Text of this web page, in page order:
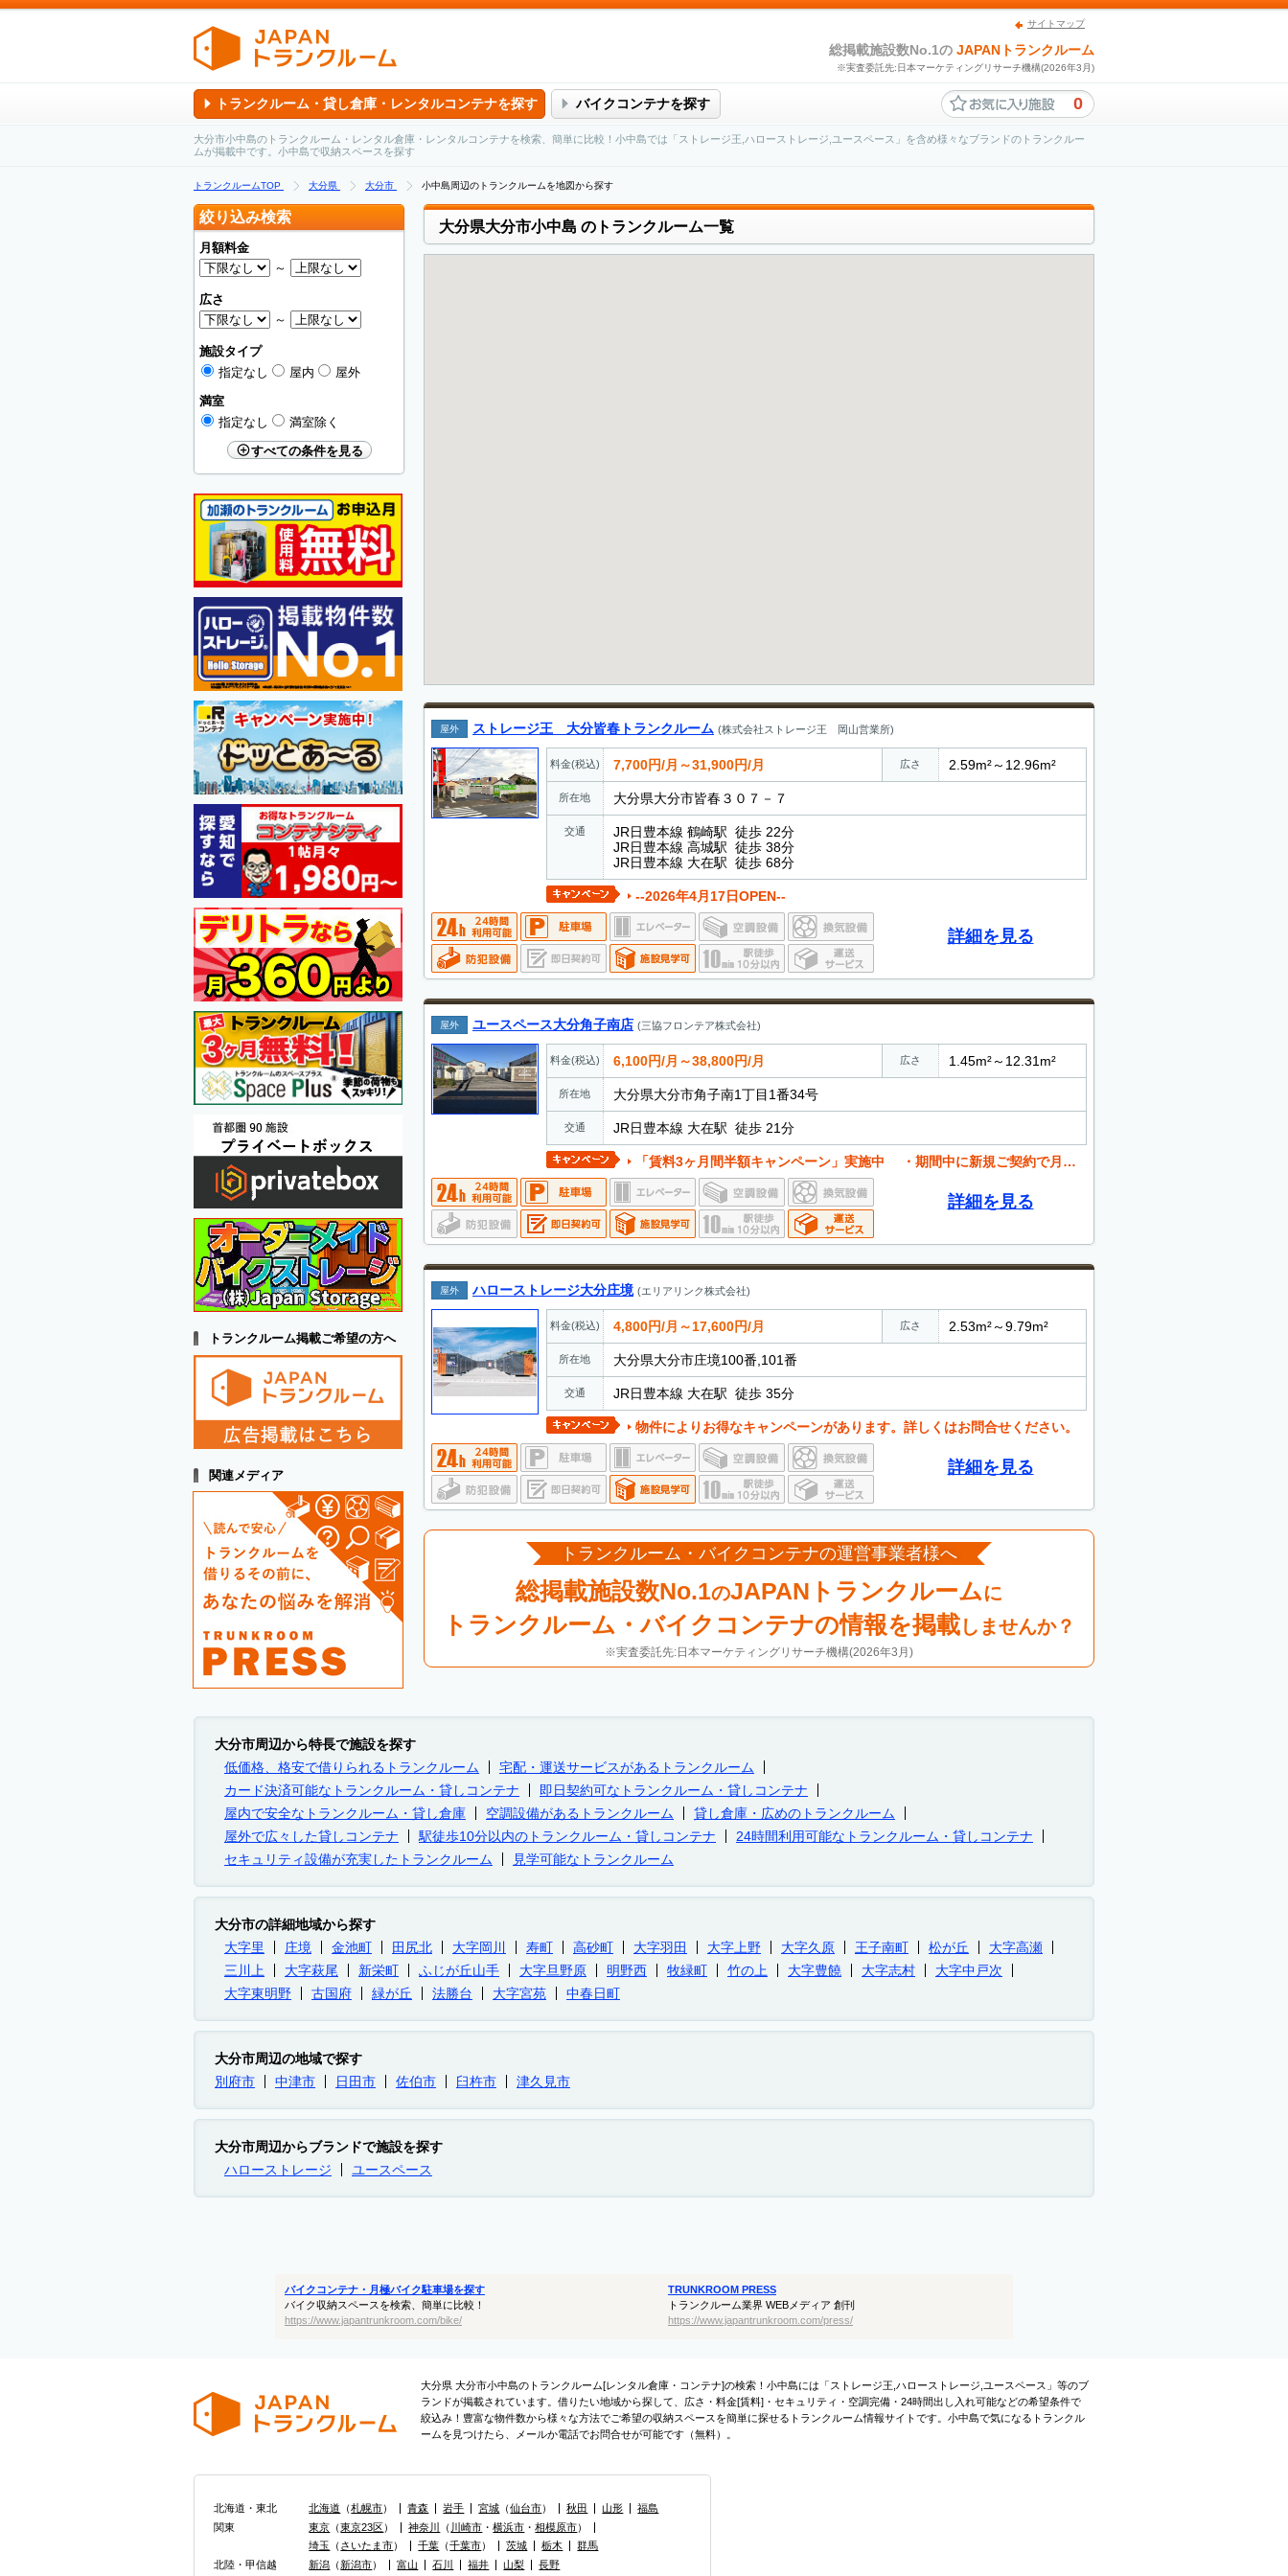
サイトマップ
総掲載施設数No.1の JAPANトランクルーム
※実査委託先:日本マーケティングリサーチ機構(2026年3月)
トランクルーム・貸し倉庫・レンタルコンテナを探す バイクコンテナを探す 0
大分市小中島のトランクルーム・レンタル倉庫・レンタルコンテナを検索、簡単に比較！小中島では「ストレージ王,ハローストレージ,ユースペース」を含め様々なブランドのトランクルー
ムが掲載中です。小中島で収納スペースを探す
トランクルームTOP 大分県 大分市 小中島周辺のトランクルームを地図から探す
大分県大分市小中島 のトランクルーム一覧
屋外 ストレージ王 大分皆春トランクルーム (株式会社ストレージ王 岡山営業所)
料金(税込) 7,700円/月～31,900円/月 広さ 2.59m²～12.96m²
所在地 大分県大分市皆春３０７－７
交通
JR日豊本線 鶴崎駅 徒歩 22分
JR日豊本線 高城駅 徒歩 38分
JR日豊本線 大在駅 徒歩 68分
--2026年4月17日OPEN--
詳細を見る
屋外 ユースペース大分角子南店 (三協フロンテア株式会社)
料金(税込) 6,100円/月～38,800円/月 広さ 1.45m²～12.31m²
所在地 大分県大分市角子南1丁目1番34号
交通 JR日豊本線 大在駅 徒歩 21分
「賃料3ヶ月間半額キャンペーン」実施中 ・期間中に新規ご契約で月額賃料が半額、初めてご利用の方も安心です
詳細を見る
屋外 ハローストレージ大分庄境 (エリアリンク株式会社)
料金(税込) 4,800円/月～17,600円/月 広さ 2.53m²～9.79m²
所在地 大分県大分市庄境100番,101番
交通 JR日豊本線 大在駅 徒歩 35分
物件によりお得なキャンペーンがあります。詳しくはお問合せください。
詳細を見る
トランクルーム・バイクコンテナの運営事業者様へ
総掲載施設数No.1のJAPANトランクルームに
トランクルーム・バイクコンテナの情報を掲載しませんか？
※実査委託先:日本マーケティングリサーチ機構(2026年3月)
絞り込み検索
月額料金
～
広さ
～
施設タイプ
指定なし
屋内
屋外
満室
指定なし
満室除く
すべての条件を見る
トランクルーム掲載ご希望の方へ
関連メディア
大分市周辺から特長で施設を探す
低価格、格安で借りられるトランクルーム
宅配・運送サービスがあるトランクルーム
カード決済可能なトランクルーム・貸しコンテナ
即日契約可なトランクルーム・貸しコンテナ
屋内で安全なトランクルーム・貸し倉庫
空調設備があるトランクルーム
貸し倉庫・広めのトランクルーム
屋外で広々した貸しコンテナ
駅徒歩10分以内のトランクルーム・貸しコンテナ
24時間利用可能なトランクルーム・貸しコンテナ
セキュリティ設備が充実したトランクルーム
見学可能なトランクルーム
大分市の詳細地域から探す
大字里
庄境 金池町 田尻北 大字岡川 寿町 高砂町 大字羽田 大字上野 大字久原 王子南町 松が丘
大字高瀬
三川上
大字萩尾 新栄町 ふじが丘山手 大字旦野原 明野西 牧緑町 竹の上 大字豊饒 大字志村
大字中戸次
大字東明野
古国府 緑が丘 法勝台 大字宮苑 中春日町
大分市周辺の地域で探す
別府市
中津市 日田市 佐伯市 臼杵市 津久見市
大分市周辺からブランドで施設を探す
ハローストレージ
ユースペース
バイクコンテナ・月極バイク駐車場を探す
バイク収納スペースを検索、簡単に比較！
https://www.japantrunkroom.com/bike/
TRUNKROOM PRESS
トランクルーム業界 WEBメディア 創刊
https://www.japantrunkroom.com/press/
大分県 大分市小中島のトランクルーム[レンタル倉庫・コンテナ]の検索！小中島には「ストレージ王,ハローストレージ,ユースペース」等のブ
ランドが掲載されています。借りたい地域から探して、広さ・料金[賃料]・セキュリティ・空調完備・24時間出し入れ可能などの希望条件で
絞込み！豊富な物件数から様々な方法でご希望の収納スペースを簡単に探せるトランクルーム情報サイトです。小中島で気になるトランクル
ームを見つけたら、メールか電話でお問合せが可能です（無料）。
北海道・東北 北海道 （札幌市） 青森 岩手 宮城 （仙台市） 秋田 山形
福島
関東
東京 （東京23区） 神奈川 （ 川崎市 ・横浜市 ・相模原市）
埼玉
（さいたま市） 千葉 （千葉市） 茨城 栃木
群馬
北陸・甲信越
新潟 （新潟市） 富山 石川 福井 山梨 長野